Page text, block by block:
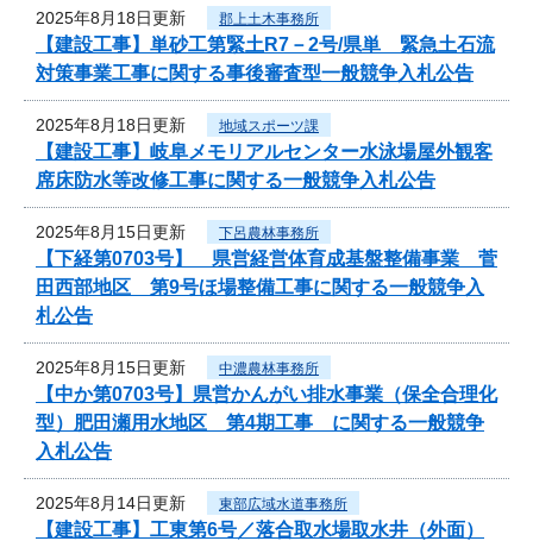
2025年8月18日更新 郡上土木事務所
【建設工事】単砂工第緊土R7－2号/県単 緊急土石流
対策事業工事に関する事後審査型一般競争入札公告
2025年8月18日更新 地域スポーツ課
【建設工事】岐阜メモリアルセンター水泳場屋外観客
席床防水等改修工事に関する一般競争入札公告
2025年8月15日更新 下呂農林事務所
【下経第0703号】 県営経営体育成基盤整備事業 菅
田西部地区 第9号ほ場整備工事に関する一般競争入
札公告
2025年8月15日更新 中濃農林事務所
【中か第0703号】県営かんがい排水事業（保全合理化
型）肥田瀬用水地区 第4期工事 に関する一般競争
入札公告
2025年8月14日更新 東部広域水道事務所
【建設工事】工東第6号／落合取水場取水井（外面）